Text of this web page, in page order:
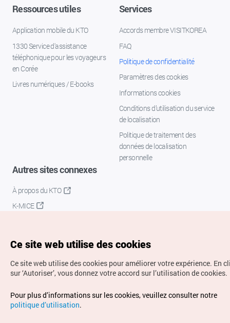
Ressources utiles
Application mobile du KTO
1330 Service d'assistance
téléphonique pour les voyageurs
en Corée
Livres numériques / E-books
Services
Accords membre VISITKOREA
FAQ
Politique de confidentialité
Paramètres des cookies
Informations cookies
Conditions d’utilisation du service
de localisation
Politique de traitement des
données de localisation
personnelle
Autres sites connexes
À propos du KTO
K-MICE
Droits d’auteur (c) Office National du Tourisme en Corée.
Tous droits réservés.
Pour les rapports d'erreurs et demandes de renseignements,
Ce site web utilise des cookies
Ce site web utilise des cookies pour améliorer votre expérience. En
sur ‘Autoriser’, vous donnez votre accord sur l’utilisation de cookies.
Pour plus d’informations sur les cookies, veuillez consulter notre
politique d’utilisation.